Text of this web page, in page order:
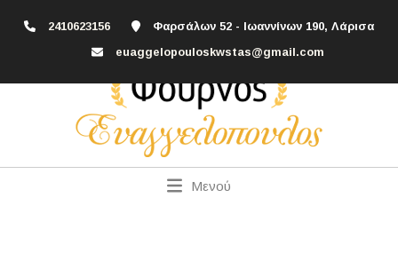
2410623156
Φαρσάλων 52 - Ιωαννίνων 190, Λάρισα
euaggelopouloskwstas@gmail.com
Μενού